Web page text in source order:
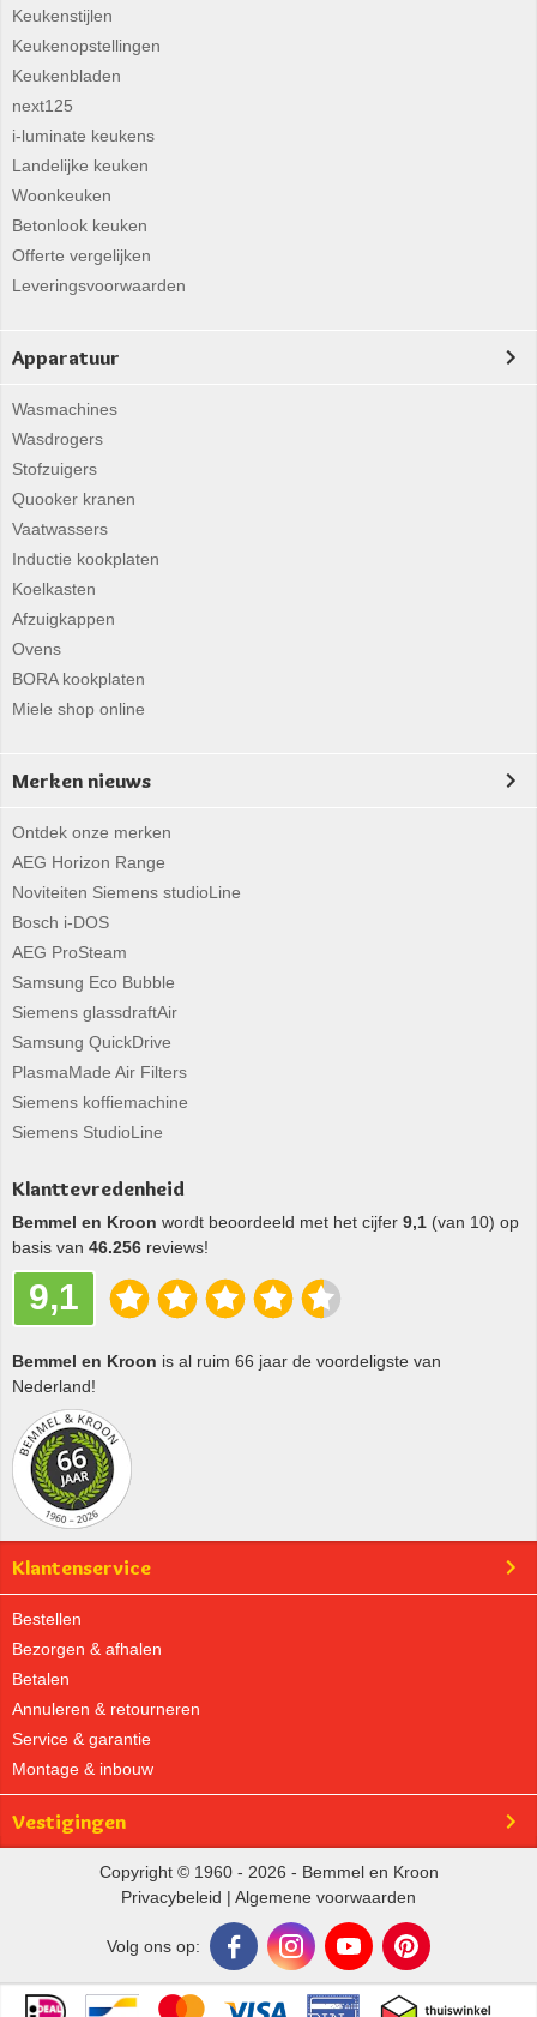
Keukenstijlen
Keukenopstellingen
Keukenbladen
next125
i-luminate keukens
Landelijke keuken
Woonkeuken
Betonlook keuken
Offerte vergelijken
Leveringsvoorwaarden
Apparatuur
Wasmachines
Wasdrogers
Stofzuigers
Quooker kranen
Vaatwassers
Inductie kookplaten
Koelkasten
Afzuigkappen
Ovens
BORA kookplaten
Miele shop online
Merken nieuws
Ontdek onze merken
AEG Horizon Range
Noviteiten Siemens studioLine
Bosch i-DOS
AEG ProSteam
Samsung Eco Bubble
Siemens glassdraftAir
Samsung QuickDrive
PlasmaMade Air Filters
Siemens koffiemachine
Siemens StudioLine
Klanttevredenheid
Bemmel en Kroon wordt beoordeeld met het cijfer 9,1 (van 10) op
basis van 46.256 reviews!
9,1
Bemmel en Kroon is al ruim 66 jaar de voordeligste van
Nederland!
Klantenservice
Bestellen
Bezorgen & afhalen
Betalen
Annuleren & retourneren
Service & garantie
Montage & inbouw
Vestigingen
Copyright © 1960 - 2026 - Bemmel en Kroon
Privacybeleid | Algemene voorwaarden
Volg ons op: